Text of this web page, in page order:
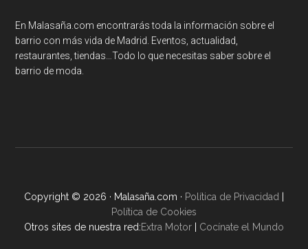
En Malasaña.com encontrarás toda la información sobre el
barrio con más vida de Madrid. Eventos, actualidad,
restaurantes, tiendas…Todo lo que necesitas saber sobre el
barrio de moda.
Copyright © 2026 · Malasaña.com · Política de Privacidad
Política de Cookies
Otros sites de nuestra red:Extra Motor Cocínate el Mundo